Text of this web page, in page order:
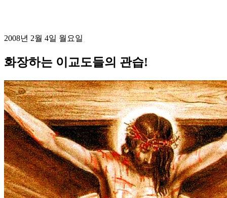
2008년 2월 4일 월요일
화장하는 이교도들의 관습!